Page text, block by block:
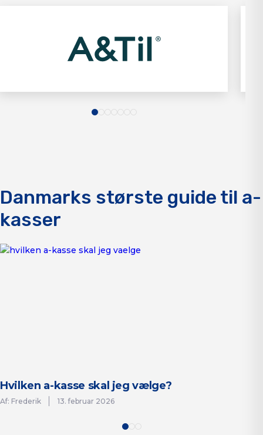
Danmarks største guide til a-
kasser
Hvilken a-kasse skal jeg vælge?
Af: Frederik 13. februar 2026